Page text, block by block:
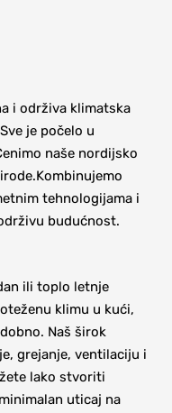
i održiva klimatska
je počelo u
naše nordijsko
tehnologijama i
budućnost.
ili toplo letnje
klimu u kući,
Naš širok
grejanje, ventilaciju i
lako stvoriti
uticaj na